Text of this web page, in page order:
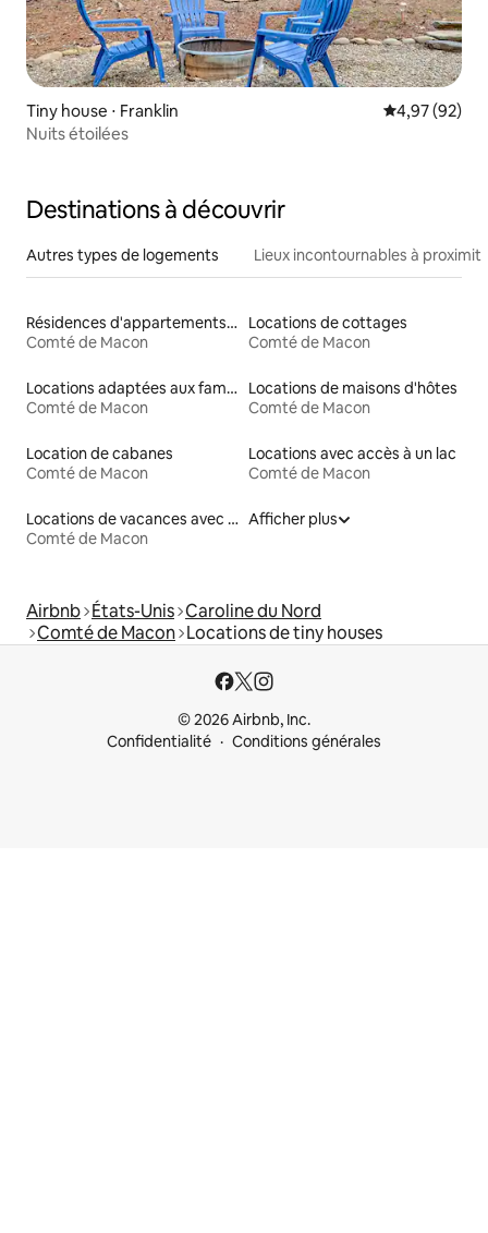
Tiny house ⋅ Franklin Évaluation
4,97 (92)
Nuits étoilées
Destinations à découvrir
Autres types de logements Lieux incontournables à
Résidences d'appartements en location
Comté de Macon
Locations de cottages
Comté de Macon
Locations adaptées aux familles
Comté de Macon
Locations de maisons d'hôtes
Comté de Macon
Location de cabanes
Comté de Macon
Locations avec accès à un lac
Comté de Macon
Locations de vacances avec piscine
Comté de Macon
Afficher plus
Airbnb États-Unis Caroline du Nord
Comté de Macon Locations de tiny houses
© 2026 Airbnb, Inc.
Confidentialité
Conditions générales